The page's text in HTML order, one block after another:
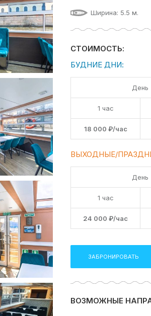
Ширина: 5.5 м.
СТОИМОСТЬ:
БУДНИЕ ДНИ:
День
1 час
18 000 ₽/час
ВЫХОДНЫЕ/
День
1 час
24 000 ₽/час
ЗАБРОНИРОВАТЬ
ВОЗМОЖНЫЕ